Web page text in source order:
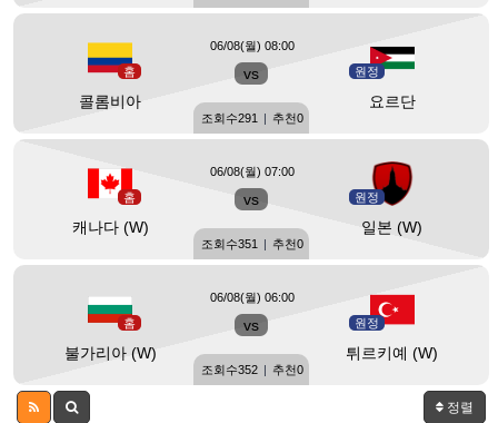
홈
콜롬비아
vs 원정
요르단
06/08(월) 08:00
조회수291 | 추천0
홈
캐나다 (W)
vs 원정
일본 (W)
06/08(월) 07:00
조회수351 | 추천0
홈
불가리아 (W)
vs 원정
튀르키예 (W)
06/08(월) 06:00
조회수352 | 추천0
정렬